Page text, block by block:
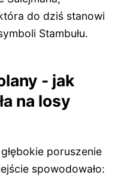
do dziś stanowi
Stambułu.
- jak
na losy
poruszenie
spowodowało: